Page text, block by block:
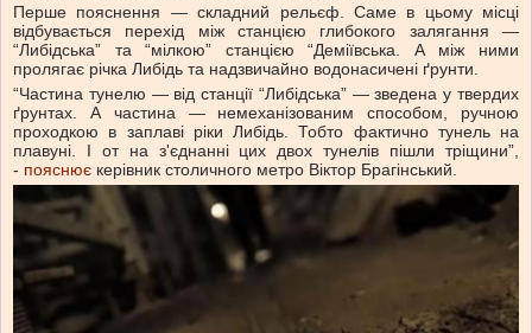
Перше пояснення — складний рельєф. Саме в цьому місці
відбувається перехід між станцією глибокого залягання —
“Либідська” та “мілкою” станцією “Деміївська. А між ними
пролягає річка Либідь та надзвичайно водонасичені ґрунти.
“Частина тунелю — від станції “Либідська” — зведена у твердих
ґрунтах. А частина — немеханізованим способом, ручною
проходкою в заплаві ріки Либідь. Тобто фактично тунель на
плавуні. І от на з'єднанні цих двох тунелів пішли тріщини”,
- пояснює керівник столичного метро Віктор Брагінський.